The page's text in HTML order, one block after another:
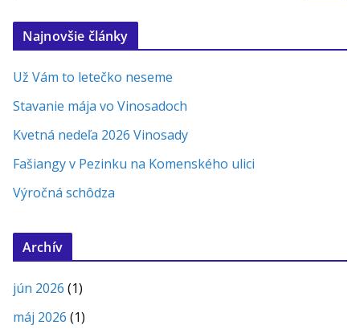
Najnovšie články
Už Vám to letečko neseme
Stavanie mája vo Vinosadoch
Kvetná nedeľa 2026 Vinosady
Fašiangy v Pezinku na Komenského ulici
Výročná schôdza
Archív
jún 2026 (1)
máj 2026 (1)